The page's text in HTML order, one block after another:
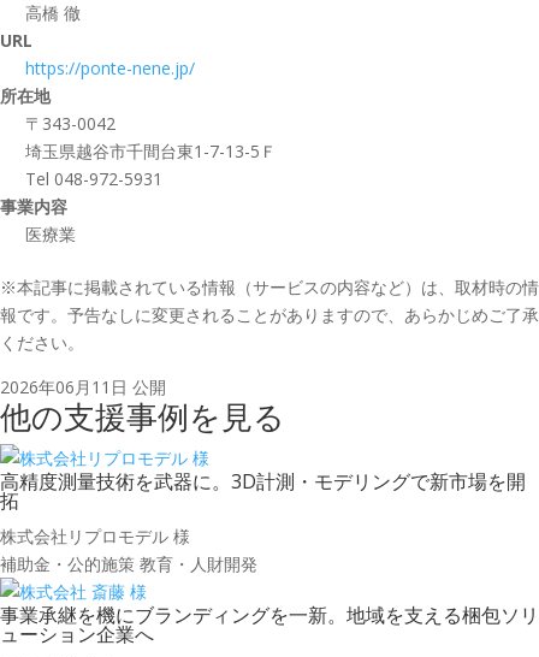
高橋 徹
URL
https://ponte-nene.jp/
所在地
〒343-0042
埼玉県越谷市千間台東1-7-13-5Ｆ
Tel 048-972-5931
事業内容
医療業
※本記事に掲載されている情報（サービスの内容など）は、取材時の情
報です。予告なしに変更されることがありますので、あらかじめご了承
ください。
2026年06月11日 公開
他の支援事例を見る
高精度測量技術を武器に。 3D計測・ モデリングで新市場を開
拓
株式会社リプロモデル 様
補助金・公的施策 教育・人財開発
事業承継を機にブランディングを一新。 地域を支える梱包ソリ
ューション企業へ